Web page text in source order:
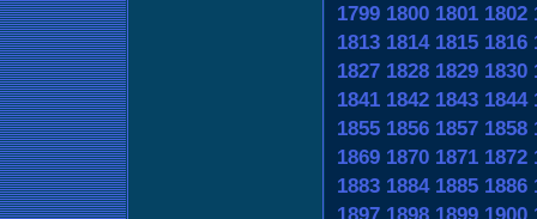
1799 1800 1801 1802
1813 1814 1815 1816
1827 1828 1829 1830
1841 1842 1843 1844
1855 1856 1857 1858
1869 1870 1871 1872
1883 1884 1885 1886
1897 1898 1899 1900